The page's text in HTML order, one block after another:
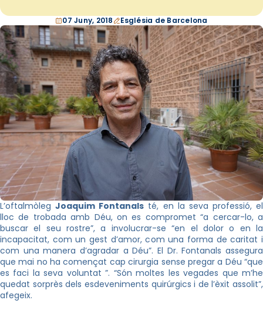
07 Juny, 2018 Església de Barcelona
L’oftalmòlegJoaquim Fontanals té, en la seva professió, el
lloc de trobada amb Déu, on es compromet “a cercar-lo, a
buscar el seu rostre”, a involucrar-se “en el dolor o en la
incapacitat, com un gest d’amor, com una forma de caritat i
com una manera d’agradar a Déu”. El Dr. Fontanals assegura
que mai no ha començat cap cirurgia sense pregar a Déu “que
es faci la seva voluntat ”. “Són moltes les vegades que m’he
quedat sorprès dels esdeveniments quirúrgics i de l’èxit assolit”,
afegeix.